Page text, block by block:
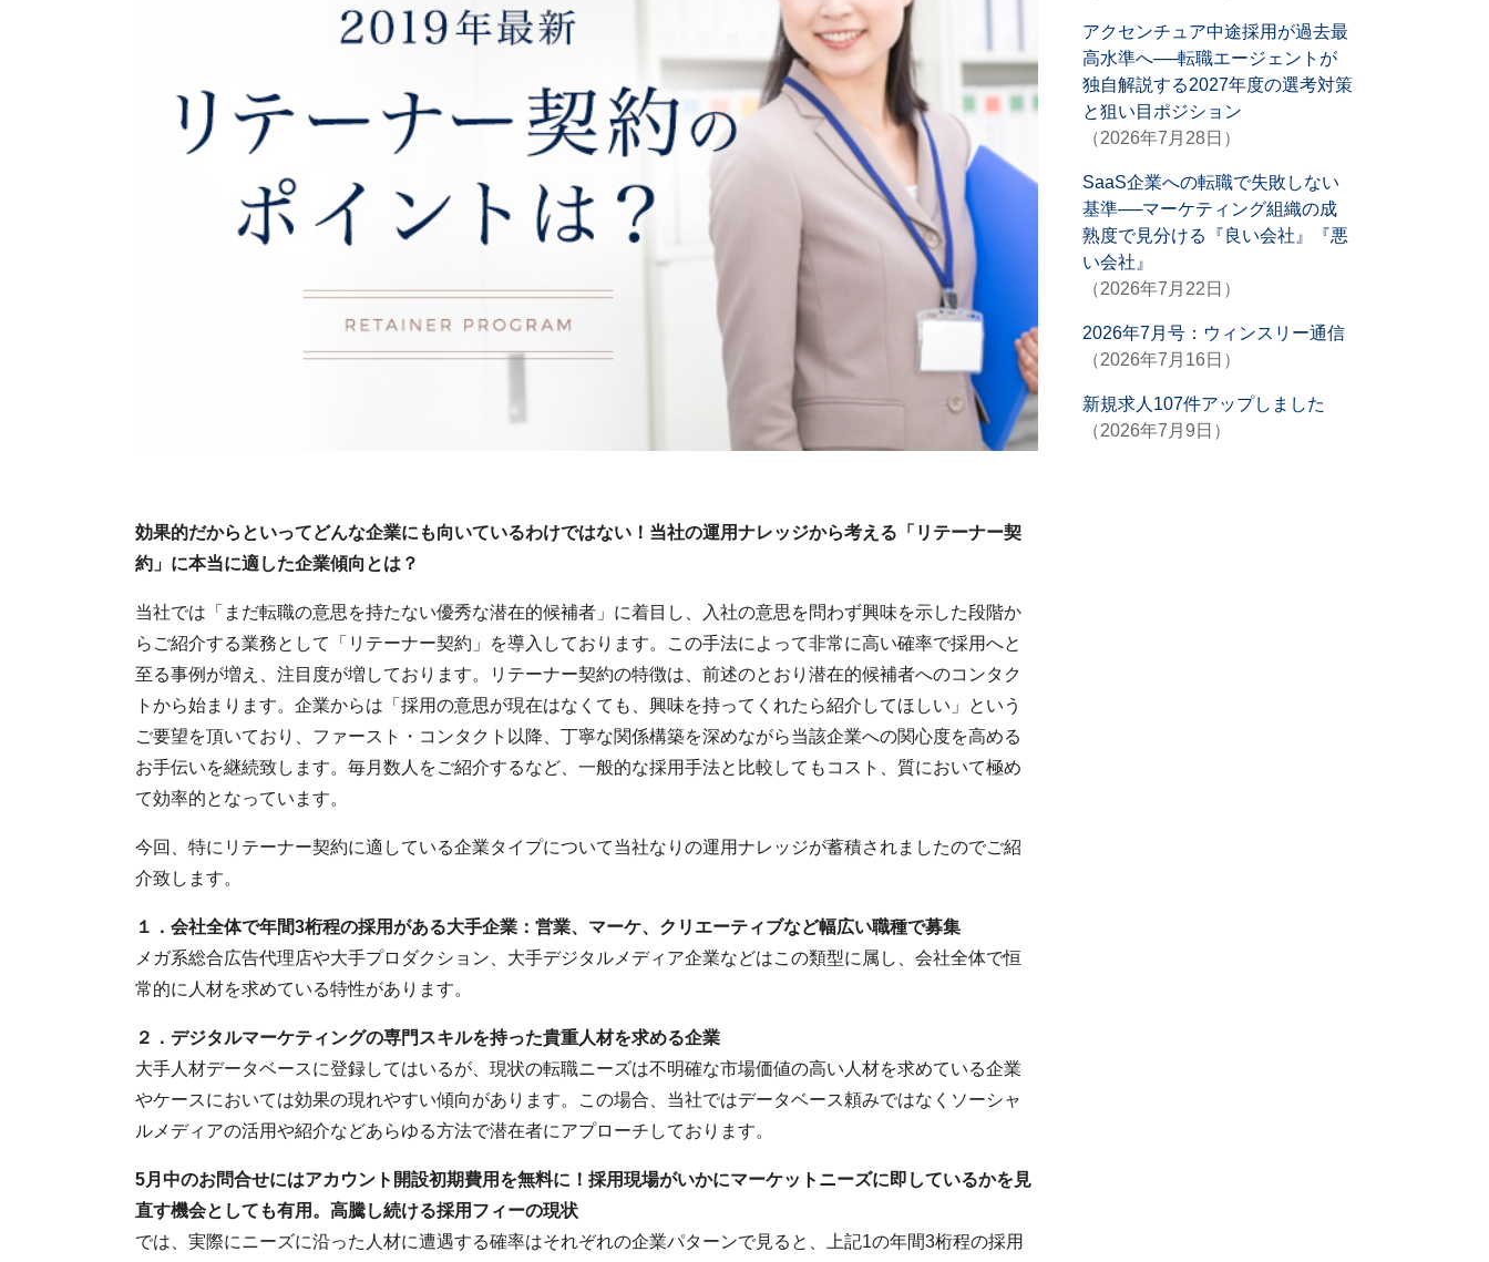
効果的だからといってどんな企業にも向いているわけではない！ 当社の運用ナレッジから考える 「リテーナー契
約」に本当に適した企業傾向とは？
当社では「まだ転職の意思を持たない優秀な潜在的候補者」に着目し、入社の意思を問わず興味を示した段階か
らご紹介する業務として「リテーナー契約」を導入しております。この手法によって非常に高い確率で採用へと
至る事例が増え、注目度が増しております。リテーナー契約の特徴は、前述のとおり潜在的候補者へのコンタク
トから始まります。企業からは「採用の意思が現在はなくても、興味を持ってくれたら紹介してほしい」という
ご要望を頂いており、ファースト・コンタクト以降、丁寧な関係構築を深めながら当該企業への関心度を高める
お手伝いを継続致します。毎月数人をご紹介するなど、一般的な採用手法と比較してもコスト、質において極め
て効率的となっています。
今回、特にリテーナー契約に適している企業タイプについて当社なりの運用ナレッジが蓄積されましたのでご紹
介致します。
１． 会社全体で年間3桁程の採用がある大手企業：営業、マーケ、クリエーティブなど幅広い職種で募集
メガ系総合広告代理店や大手プロダクション、大手デジタルメディア企業などはこの類型に属し、会社全体で恒
常的に人材を求めている特性があります。
２． デジタルマーケティングの専門スキルを持った貴重人材を求める企業
大手人材データベースに登録してはいるが、現状の転職ニーズは不明確な市場価値の高い人材を求めている企業
やケースにおいては効果の現れやすい傾向があります。この場合、当社ではデータベース頼みではなくソーシャ
ルメディアの活用や紹介などあらゆる方法で潜在者にアプローチしております。
5月中のお問合せにはアカウント開設初期費用を無料に！採用現場がいかにマーケットニーズに即しているかを見
直す機会としても有用 。高騰し続ける採用フィーの現状
では、実際にニーズに沿った人材に遭遇する確率はそれぞれの企業パターンで見ると、上記1の年間3桁程の採用
アクセンチュア中途採用が過去最
高水準へ──転職エージェントが
独自解説する2027年度の選考対策
と狙い目ポジション
（2026年7月28日）
SaaS企業への転職で失敗しない
基準──マーケティング組織の成
熟度で見分ける『良い会社』『悪
い会社』
（2026年7月22日）
2026年7月号：ウィンスリー通信
（2026年7月16日）
新規求人107件アップしました
（2026年7月9日）